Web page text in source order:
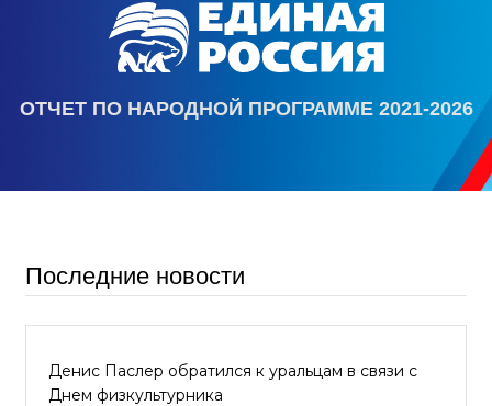
ОТЧЕТ ПО НАРОДНОЙ ПРОГРАММЕ 2021-2026
Последние новости
Денис Паслер обратился к уральцам в связи с
Днем физкультурника